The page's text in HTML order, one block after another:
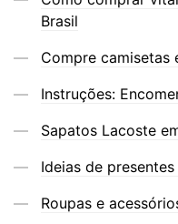
Brasil
Compre camisetas
Instruções:
Sapatos Lacoste
Ideias de
Roupas e